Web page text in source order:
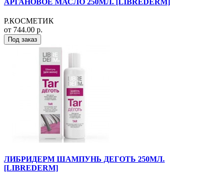
Р.КОСМЕТИК
от 744.00 р.
Под заказ
ЛИБРИДЕРМ ШАМПУНЬ ДЕГОТЬ 250МЛ.
[LIBREDERM]